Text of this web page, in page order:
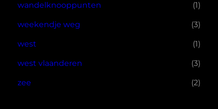
wandelknooppunten (1)
weekendje weg (3)
west (1)
west vlaanderen (3)
zee (2)